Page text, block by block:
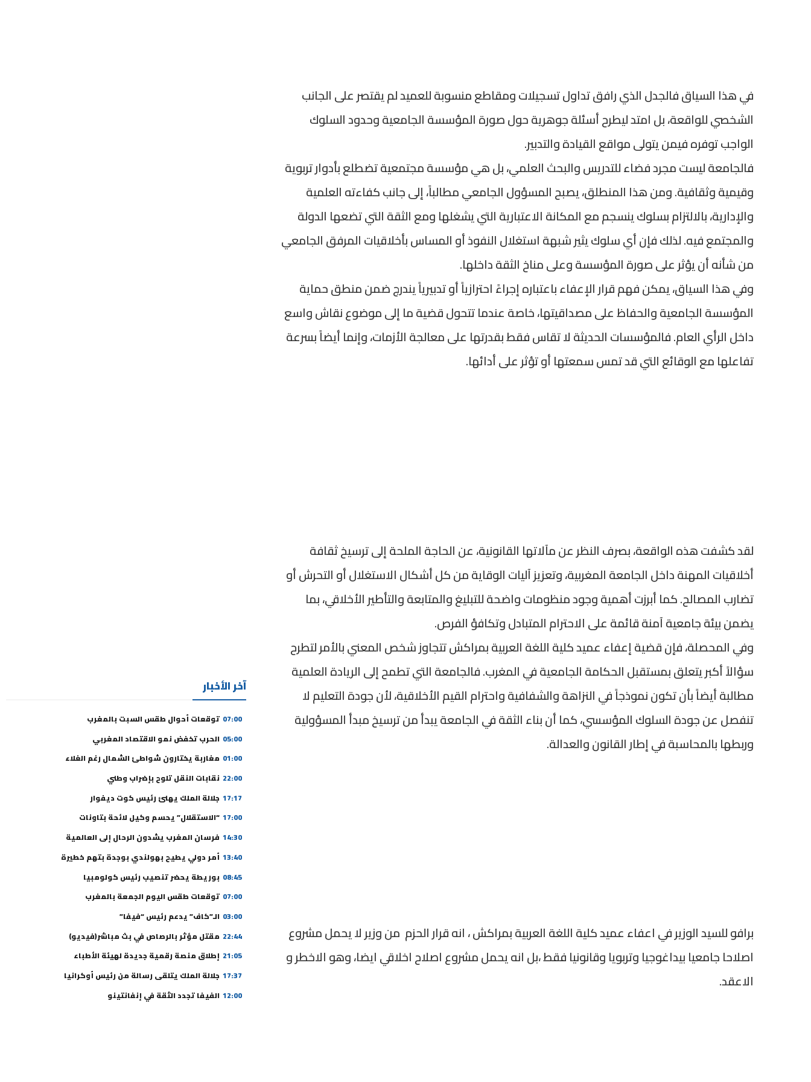
في هذا السياق فالجدل الذي رافق تداول تسجيلات ومقاطع منسوبة للعميد لم يقتصر على الجانب
الشخصي للواقعة، بل امتد ليطرح أسئلة جوهرية حول صورة المؤسسة الجامعية وحدود السلوك
الواجب توفره فيمن يتولى مواقع القيادة والتدبير.
فالجامعة ليست مجرد فضاء للتدريس والبحث العلمي، بل هي مؤسسة مجتمعية تضطلع بأدوار تربوية
وقيمية وثقافية. ومن هذا المنطلق، يصبح المسؤول الجامعي مطالباً، إلى جانب كفاءته العلمية
والإدارية، بالالتزام بسلوك ينسجم مع المكانة الاعتبارية التي يشغلها ومع الثقة التي تضعها الدولة
والمجتمع فيه. لذلك فإن أي سلوك يثير شبهة استغلال النفوذ أو المساس بأخلاقيات المرفق الجامعي
من شأنه أن يؤثر على صورة المؤسسة وعلى مناخ الثقة داخلها.
وفي هذا السياق، يمكن فهم قرار الإعفاء باعتباره إجراءً احترازياً أو تدبيرياً يندرج ضمن منطق حماية
المؤسسة الجامعية والحفاظ على مصداقيتها، خاصة عندما تتحول قضية ما إلى موضوع نقاش واسع
داخل الرأي العام. فالمؤسسات الحديثة لا تقاس فقط بقدرتها على معالجة الأزمات، وإنما أيضاً بسرعة
تفاعلها مع الوقائع التي قد تمس سمعتها أو تؤثر على أدائها.
لقد كشفت هذه الواقعة، بصرف النظر عن مآلاتها القانونية، عن الحاجة الملحة إلى ترسيخ ثقافة
أخلاقيات المهنة داخل الجامعة المغربية، وتعزيز آليات الوقاية من كل أشكال الاستغلال أو التحرش أو
تضارب المصالح. كما أبرزت أهمية وجود منظومات واضحة للتبليغ والمتابعة والتأطير الأخلاقي، بما
يضمن بيئة جامعية آمنة قائمة على الاحترام المتبادل وتكافؤ الفرص.
وفي المحصلة، فإن قضية إعفاء عميد كلية اللغة العربية بمراكش تتجاوز شخص المعني بالأمر لتطرح
سؤالاً أكبر يتعلق بمستقبل الحكامة الجامعية في المغرب. فالجامعة التي تطمح إلى الريادة العلمية
مطالبة أيضاً بأن تكون نموذجاً في النزاهة والشفافية واحترام القيم الأخلاقية، لأن جودة التعليم لا
تنفصل عن جودة السلوك المؤسسي، كما أن بناء الثقة في الجامعة يبدأ من ترسيخ مبدأ المسؤولية
وربطها بالمحاسبة في إطار القانون والعدالة.
برافو للسيد الوزير في اعفاء عميد كلية اللغة العربية بمراكش ، انه قرار الحزم من وزير لا يحمل مشروع
اصلاحا جامعيا بيداغوجيا وتربويا وقانونيا فقط ،بل انه يحمل مشروع اصلاح اخلاقي ايضا، وهو الاخطر و
الاعقد.
آخر الأخبار
07:00 توقعات أحوال طقس السبت بالمغرب
05:00 الحرب تخفض نمو الاقتصاد المغربي
01:00 مغاربة يختارون شواطئ الشمال رغم الغلاء
22:00 نقابات النقل تلوح بإضراب وطني
17:17 جلالة الملك يهنئ رئيس كوت ديفوار
17:00 “الاستقلال” يحسم وكيل لائحة بتاونات
14:30 فرسان المغرب يشدون الرحال إلى العالمية
13:40 أمر دولي يطيح بهولندي بوجدة بتهم خطيرة
08:45 بوريطة يحضر تنصيب رئيس كولومبيا
07:00 توقعات طقس اليوم الجمعة بالمغرب
03:00 الـ”كاف” يدعم رئيس “فيفا”
22:44 مقتل مؤثر بالرصاص في بث مباشر(فيديو)
21:05 إطلاق منصة رقمية جديدة لهيئة الأطباء
17:37 جلالة الملك يتلقى رسالة من رئيس أوكرانيا
12:00 الفيفا تجدد الثقة في إنفانتينو